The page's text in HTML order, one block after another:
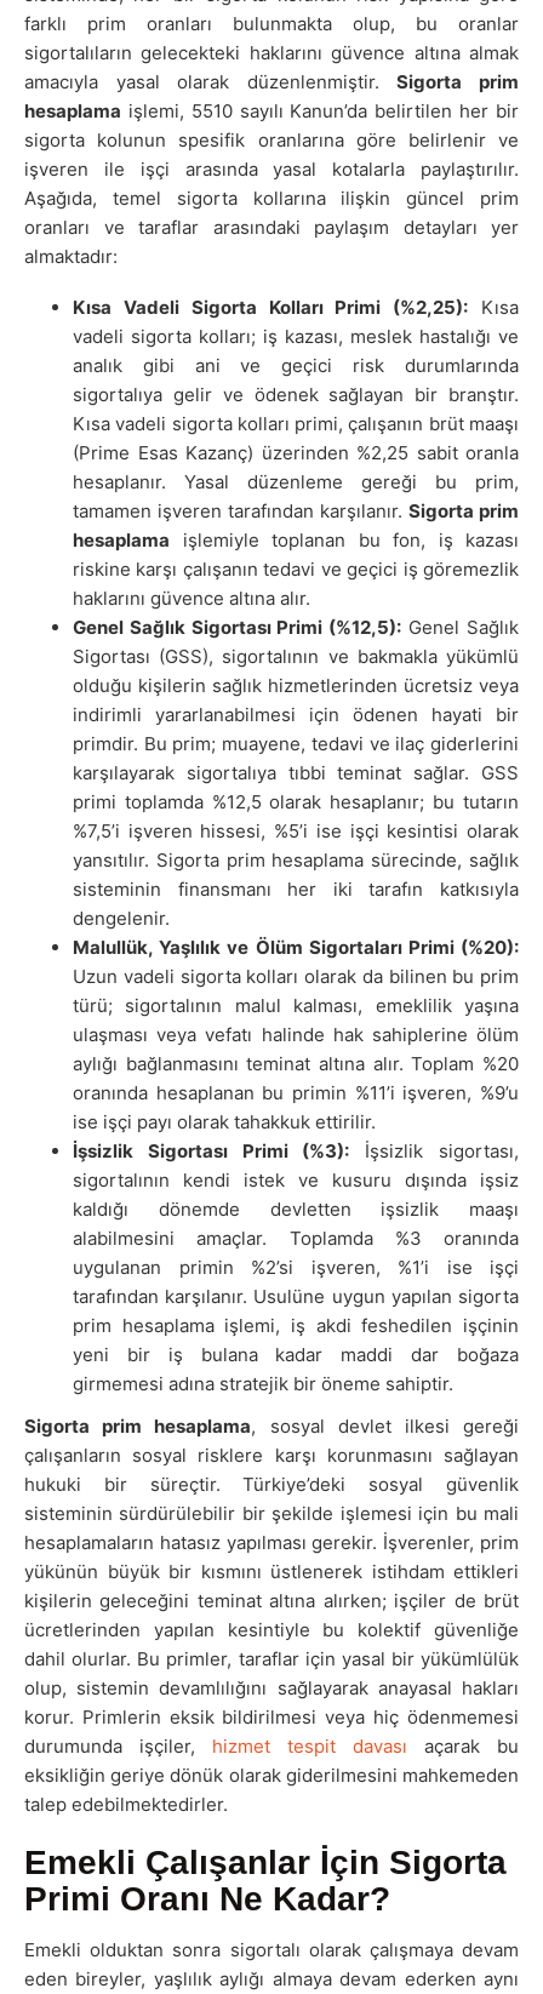
farklı prim oranları bulunmakta olup, bu oranlar
sigortalıların gelecekteki haklarını güvence altına almak
amacıyla yasal olarak düzenlenmiştir.Sigorta prim
hesaplama işlemi, 5510 sayılı Kanun’da belirtilen her bir
sigorta kolunun spesifik oranlarına göre belirlenir ve
işveren ile işçi arasında yasal kotalarla paylaştırılır.
Aşağıda, temel sigorta kollarına ilişkin güncel prim
oranları ve taraflar arasındaki paylaşım detayları yer
almaktadır:
Kısa Vadeli Sigorta Kolları Primi (%2,25): Kısa
vadeli sigorta kolları; iş kazası, meslek hastalığı ve
analık gibi ani ve geçici risk durumlarında
sigortalıya gelir ve ödenek sağlayan bir branştır.
Kısa vadeli sigorta kolları primi, çalışanın brüt maaşı
(Prime Esas Kazanç) üzerinden %2,25 sabit oranla
hesaplanır. Yasal düzenleme gereği bu prim,
tamamen işveren tarafından karşılanır. Sigorta prim
hesaplama işlemiyle toplanan bu fon, iş kazası
riskine karşı çalışanın tedavi ve geçici iş göremezlik
haklarını güvence altına alır.
Genel Sağlık Sigortası Primi (%12,5): Genel Sağlık
Sigortası (GSS), sigortalının ve bakmakla yükümlü
olduğu kişilerin sağlık hizmetlerinden ücretsiz veya
indirimli yararlanabilmesi için ödenen hayati bir
primdir. Bu prim; muayene, tedavi ve ilaç giderlerini
karşılayarak sigortalıya tıbbi teminat sağlar. GSS
primi toplamda %12,5 olarak hesaplanır; bu tutarın
%7,5’i işveren hissesi, %5’i ise işçi kesintisi olarak
yansıtılır. Sigorta prim hesaplama sürecinde, sağlık
sisteminin finansmanı her iki tarafın katkısıyla
dengelenir.
Malullük, Yaşlılık ve Ölüm Sigortaları Primi (%20):
Uzun vadeli sigorta kolları olarak da bilinen bu prim
türü; sigortalının malul kalması, emeklilik yaşına
ulaşması veya vefatı halinde hak sahiplerine ölüm
aylığı bağlanmasını teminat altına alır. Toplam %20
oranında hesaplanan bu primin %11’i işveren, %9’u
ise işçi payı olarak tahakkuk ettirilir.
İşsizlik Sigortası Primi (%3): İşsizlik sigortası,
sigortalının kendi istek ve kusuru dışında işsiz
kaldığı dönemde devletten işsizlik maaşı
alabilmesini amaçlar. Toplamda %3 oranında
uygulanan primin %2’si işveren, %1’i ise işçi
tarafından karşılanır. Usulüne uygun yapılan sigorta
prim hesaplama işlemi, iş akdi feshedilen işçinin
yeni bir iş bulana kadar maddi dar boğaza
girmemesi adına stratejik bir öneme sahiptir.
Sigorta prim hesaplama, sosyal devlet ilkesi gereği
çalışanların sosyal risklere karşı korunmasını sağlayan
hukuki bir süreçtir. Türkiye’deki sosyal güvenlik
sisteminin sürdürülebilir bir şekilde işlemesi için bu mali
hesaplamaların hatasız yapılması gerekir. İşverenler, prim
yükünün büyük bir kısmını üstlenerek istihdam ettikleri
kişilerin geleceğini teminat altına alırken; işçiler de brüt
ücretlerinden yapılan kesintiyle bu kolektif güvenliğe
dahil olurlar. Bu primler, taraflar için yasal bir yükümlülük
olup, sistemin devamlılığını sağlayarak anayasal hakları
korur. Primlerin eksik bildirilmesi veya hiç ödenmemesi
durumunda işçiler, hizmet tespit davası açarak bu
eksikliğin geriye dönük olarak giderilmesini mahkemeden
talep edebilmektedirler.
Emekli Çalışanlar İçin Sigorta
Primi Oranı Ne Kadar?
Emekli olduktan sonra sigortalı olarak çalışmaya devam
eden bireyler, yaşlılık aylığı almaya devam ederken aynı